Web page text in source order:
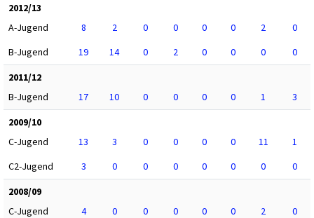
2012/13
A-Jugend
8 2 0 0 0 0 2
0
B-Jugend
19 14 0 2 0 0 0
0
2011/12
B-Jugend
17 10 0 0 0 0 1
3
2009/10
C-Jugend
13 3 0 0 0 0 11
1
C2-Jugend
3 0 0 0 0 0 0
0
2008/09
C-Jugend
4 0 0 0 0 0 2
0